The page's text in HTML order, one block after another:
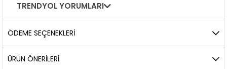
TRENDYOL YORUMLARI
ÖDEME SEÇENEKLERI
ÜRÜN ÖNERILERI